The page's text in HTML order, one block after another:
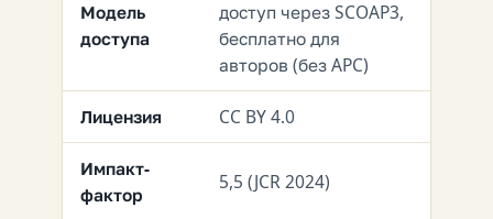
Модель
доступа
доступ через SCOAP3,
бесплатно для
авторов (без APC)
Лицензия CC BY 4.0
Импакт-
фактор
5,5 (JCR 2024)